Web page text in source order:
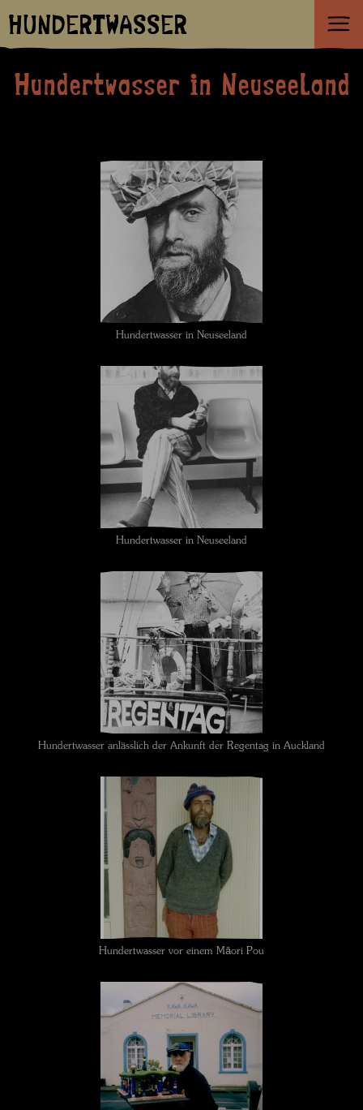
HUNDERTWASSER
Hundertwasser in Neuseeland
Hundertwasser in Neuseeland
Hundertwasser in Neuseeland
Hundertwasser anlässlich der Ankunft der Regentag in Auckland
Hundertwasser vor einem Māori Pou